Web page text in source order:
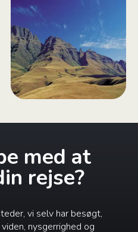
med at
rejse?
vi selv har besøgt,
nysgerrighed og